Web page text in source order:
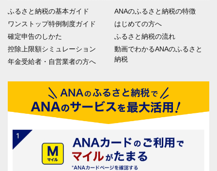
ふるさと納税の基本ガイド
ワンストップ特例制度ガイド
確定申告のしかた
控除上限額シミュレーション
年金受給者・自営業者の方へ
ANAのふるさと納税の特徴
はじめての方へ
ふるさと納税の流れ
動画でわかるANAのふるさと
納税